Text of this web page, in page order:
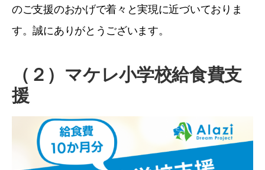
のご支援のおかげで着々と実現に近づいておりま
す。誠にありがとうございます。
（２）マケレ小学校給食費支
援